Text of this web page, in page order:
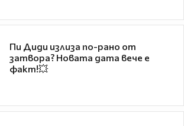
Пи Диди излиза по-рано от
затвора? Новата дата вече е
факт!💥